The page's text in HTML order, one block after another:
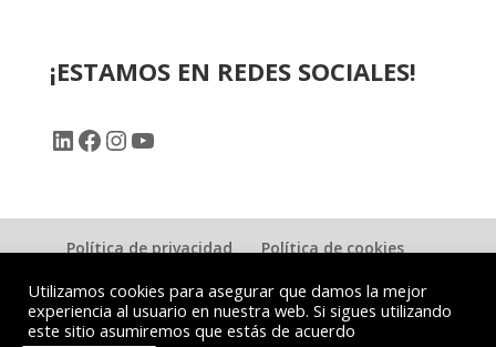
¡ESTAMOS EN REDES SOCIALES!
LinkedIn
Facebook
Instagram
YouTube
Política de privacidad
Política de cookies
Utilizamos cookies para asegurar que damos la mejor
experiencia al usuario en nuestra web. Si sigues utilizando
este sitio asumiremos que estás de acuerdo